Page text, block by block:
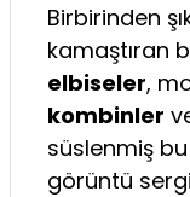
Birbirinden
kamaştıran
elbiseler,
kombinler
süslenmiş
görüntü